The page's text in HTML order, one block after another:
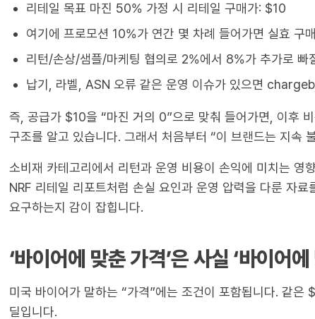
리테일 목표 마진 50% 가정 시 리테일 구매가: $10
여기에 프로모션 10%가 연간 몇 차례 들어가면 실효 구
리턴/손상/샘플/마케팅 협의로 2%에서 8%가 추가로 빠
납기, 라벨, ASN 오류 같은 운영 이슈가 있으면
즉, 공급가 $10을 “마진 거의 0”으로 맞춰 들어가면, 이후
구조를 알고 있습니다. 그래서 처음부터 “이 브랜드는 지속
소비재 카테고리에서 리턴과 운영 비용이 손익에 미치는 영
NRF 리테일 리포트처럼 손실 요인과 운영 압력을 다룬 자
요구하는지 감이 잡힙니다.
‘바이어에 맞춘 가격’은 사실 ‘바이어
미국 바이어가 말하는 “가격”에는 조건이 포함됩니다. 같은
딜입니다.